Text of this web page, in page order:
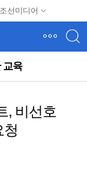
조선미디어
교육
, 비선호
청